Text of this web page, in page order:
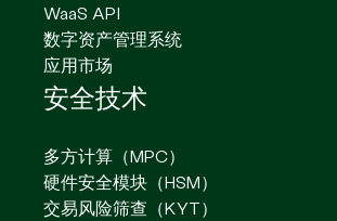
WaaS API
数字资产管理系统
应用市场
安全技术
多方计算（MPC）
硬件安全模块（HSM）
交易风险筛查（KYT）